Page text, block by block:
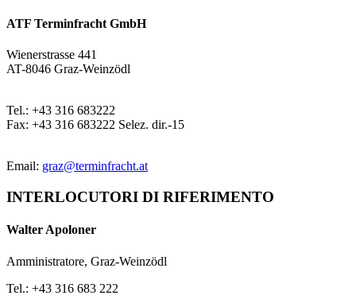
ATF Terminfracht GmbH
Wienerstrasse 441
AT-8046 Graz-Weinzödl
Tel.: +43 316 683222
Fax: +43 316 683222 Selez. dir.-15
Email: graz@terminfracht.at
INTERLOCUTORI DI RIFERIMENTO
Walter Apoloner
Amministratore, Graz-Weinzödl
Tel.: +43 316 683 222